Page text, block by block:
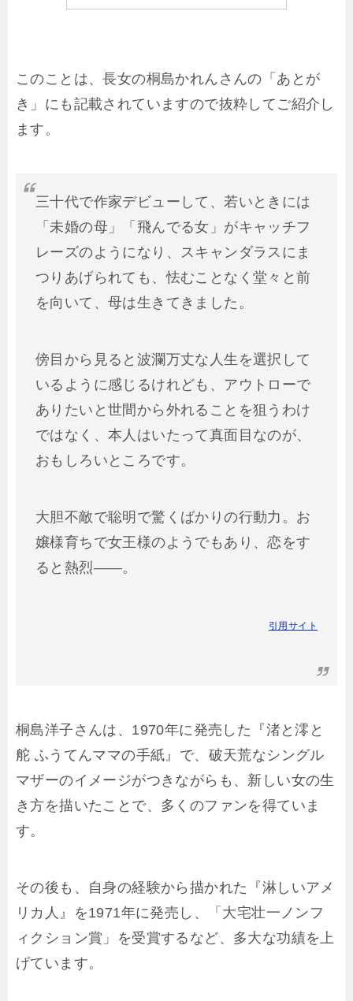
このことは、長女の桐島かれんさんの「あとが
き」にも記載されていますので抜粋してご紹介し
ます。
三十代で作家デビューして、若いときには
「未婚の母」「飛んでる女」がキャッチフ
レーズのようになり、スキャンダラスにま
つりあげられても、怯むことなく堂々と前
を向いて、母は生きてきました。
傍目から見ると波瀾万丈な人生を選択して
いるように感じるけれども、アウトローで
ありたいと世間から外れることを狙うわけ
ではなく、本人はいたって真面目なのが、
おもしろいところです。
大胆不敵で聡明で驚くばかりの行動力。お
嬢様育ちで女王様のようでもあり、恋をす
ると熱烈――。
引用サイト
桐島洋子さんは、1970年に発売した『渚と澪と
舵 ふうてんママの手紙』で、破天荒なシングル
マザーのイメージがつきながらも、新しい女の生
き方を描いたことで、多くのファンを得ていま
す。
その後も、自身の経験から描かれた『淋しいアメ
リカ人』を1971年に発売し、「大宅壮一ノンフ
ィクション賞」を受賞するなど、多大な功績を上
げています。